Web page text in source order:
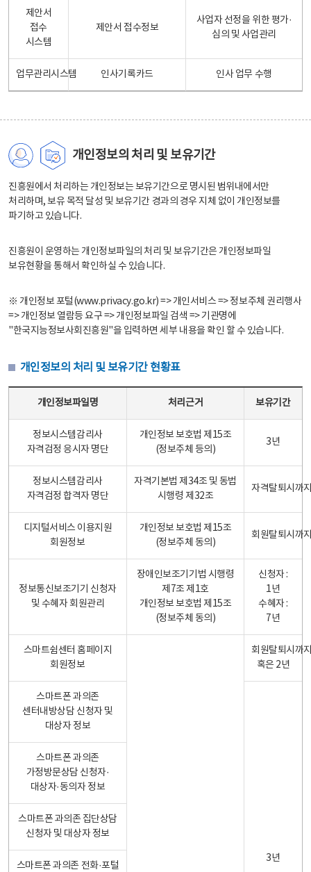
제안서
접수
시스템
제안서 접수정보
사업자 선정을 위한 평가·
심의 및 사업관리
업무관리시스템 인사기록카드 인사 업무 수행
개인정보의 처리 및 보유기간
진흥원에서 처리하는 개인정보는 보유기간으로 명시된 범위내에서만
처리하며, 보유 목적 달성 및 보유기간 경과의 경우 지체 없이 개인정보를
파기하고 있습니다.
진흥원이 운영하는 개인정보파일의 처리 및 보유기간은 개인정보파일
보유현황을 통해서 확인하실 수 있습니다.
※ 개인정보 포털(www.privacy.go.kr) => 개인서비스 => 정보주체 권리행사
=> 개인정보 열람등 요구 => 개인정보파일 검색 => 기관명에
"한국지능정보사회진흥원"을 입력하면 세부 내용을 확인 할 수 있습니다.
개인정보의 처리 및 보유기간 현황표
개인정보파일명 처리근거 보유기간
정보시스템감리사
자격검정 응시자 명단
개인정보 보호법 제15조
(정보주체 등의)
3년
정보시스템감리사
자격검정 합격자 명단
자격기본법 제34조 및 동법
시행령 제32조
자격탈퇴시까
디지털서비스 이용지원
회원정보
개인정보 보호법 제15조
(정보주체 동의)
회원탈퇴시까
정보통신보조기기 신청자
및 수혜자 회원관리
장애인보조기기법 시행령
제7조 제1호
개인정보 보호법 제15조
(정보주체 동의)
신청자 :
1년
수혜자 :
7년
스마트쉼센터 홈페이지
회원정보
회원탈퇴시까
혹은 2년
스마트폰 과의존
센터내방상담 신청자 및
대상자 정보
3년
스마트폰 과의존
가정방문상담 신청자·
대상자·동의자 정보
스마트폰 과의존 집단상담
신청자 및 대상자 정보
스마트폰 과의존 전화·포털